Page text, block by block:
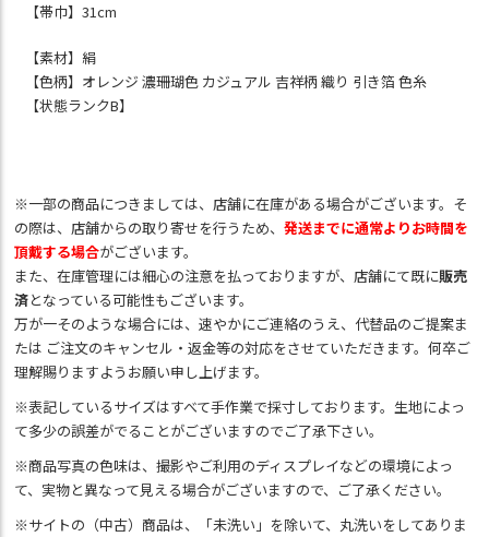
【帯巾】31cm
【素材】絹
【色柄】オレンジ 濃珊瑚色 カジュアル 吉祥柄 織り 引き箔 色糸
【状態ランクB】
※一部の商品につきましては、店舗に在庫がある場合がございます。そ
の際は、店舗からの取り寄せを行うため、発送までに通常よりお時間を
頂戴する場合がございます。
また、在庫管理には細心の注意を払っておりますが、店舗にて既に販売
済となっている可能性もございます。
万が一そのような場合には、速やかにご連絡のうえ、代替品のご提案ま
たは ご注文のキャンセル・返金等の対応をさせていただきます。何卒ご
理解賜りますようお願い申し上げます。
※表記しているサイズはすべて手作業で採寸しております。生地によっ
て多少の誤差がでることがございますのでご了承下さい。
※商品写真の色味は、撮影やご利用のディスプレイなどの環境によっ
て、実物と異なって見える場合がございますので、ご了承ください。
※サイトの（中古）商品は、「未洗い」を除いて、丸洗いをしてありま